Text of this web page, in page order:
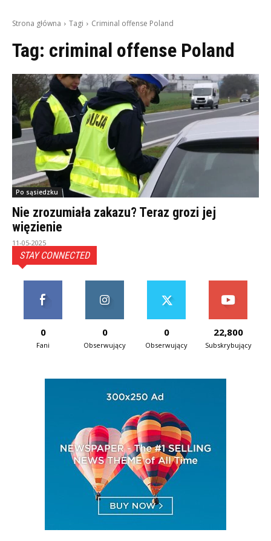
Strona główna Tagi Criminal offense Poland
Tag: criminal offense Poland
Po sąsiedzku
Nie zrozumiała zakazu? Teraz grozi jej
więzienie
11-05-2025
STAY CONNECTED
0
Fani
0
Obserwujący
0
Obserwujący
22,800
Subskrybujący